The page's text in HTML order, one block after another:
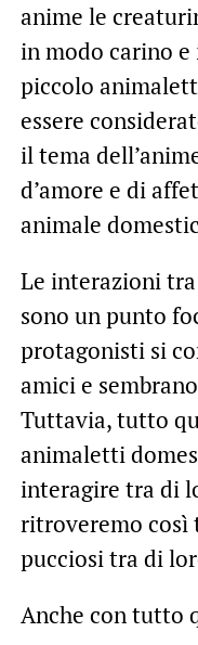
anime le
in modo carino
piccolo
essere
il tema
d’amore e di
animale
Le interazioni
sono un punto
protagonisti si
amici e
Tuttavia, tutto
animaletti
interagire tra di
ritroveremo così
pucciosi tra di
Anche con tutto